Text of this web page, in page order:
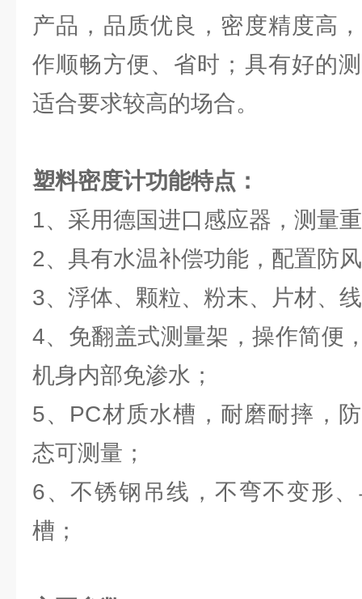
产品，品质优良，密度精度高
作顺畅方便、省时；具有好的
适合要求较高的场合。
塑料密度计功能特点：
1、采用德国进口感应器，测量
2、具有水温补偿功能，配置防
3、浮体、颗粒、粉末、片材、
4、免翻盖式测量架，操作简便
机身内部免渗水；
5、PC材质水槽，耐磨耐摔，
态可测量；
6、不锈钢吊线，不弯不变形
槽；